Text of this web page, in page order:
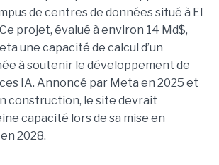
de centres de données situé à El
Ce projet, évalué à environ 14 Md$,
une capacité de calcul d’un
à soutenir le développement de
IA. Annoncé par Meta en 2025 et
construction, le site devrait
capacité lors de sa mise en
2028.